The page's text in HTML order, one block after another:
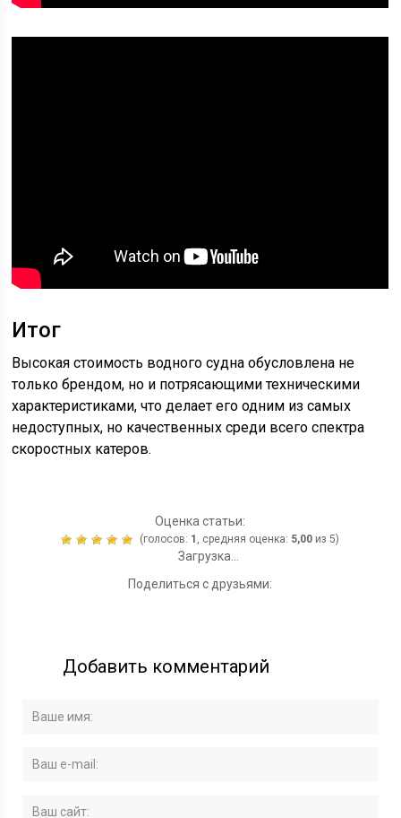
Итог
Высокая стоимость водного судна обусловлена не
только брендом, но и потрясающими техническими
характеристиками, что делает его одним из самых
недоступных, но качественных среди всего спектра
скоростных катеров.
Оценка статьи:
(голосов: 1 , средняя оценка: 5,00 из 5)
Загрузка...
Поделиться с друзьями:
Добавить комментарий